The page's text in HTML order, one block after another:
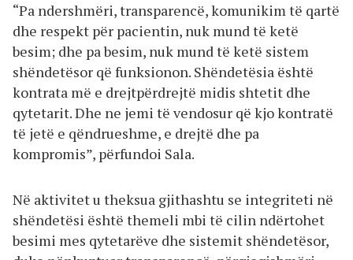
“Pa ndershmëri, transparencë, komunikim të qartë
dhe respekt për pacientin, nuk mund të ketë
besim; dhe pa besim, nuk mund të ketë sistem
shëndetësor që funksionon. Shëndetësia është
kontrata më e drejtpërdrejtë midis shtetit dhe
qytetarit. Dhe ne jemi të vendosur që kjo kontratë
të jetë e qëndrueshme, e drejtë dhe pa
kompromis”, përfundoi Sala.
Në aktivitet u theksua gjithashtu se integriteti në
shëndetësi është themeli mbi të cilin ndërtohet
besimi mes qytetarëve dhe sistemit shëndetësor,